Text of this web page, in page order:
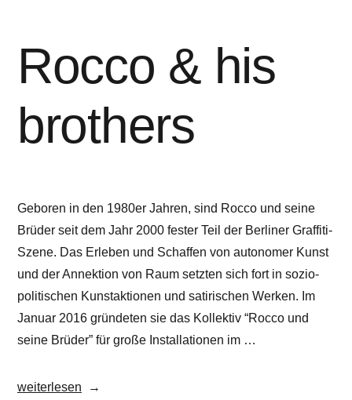
Rocco & his
brothers
Geboren in den 1980er Jahren, sind Rocco und seine
Brüder seit dem Jahr 2000 fester Teil der Berliner Graffiti-
Szene. Das Erleben und Schaffen von autonomer Kunst
und der Annektion von Raum setzten sich fort in sozio-
politischen Kunstaktionen und satirischen Werken. Im
Januar 2016 gründeten sie das Kollektiv “Rocco und
seine Brüder” für große Installationen im …
„Rocco
weiterlesen